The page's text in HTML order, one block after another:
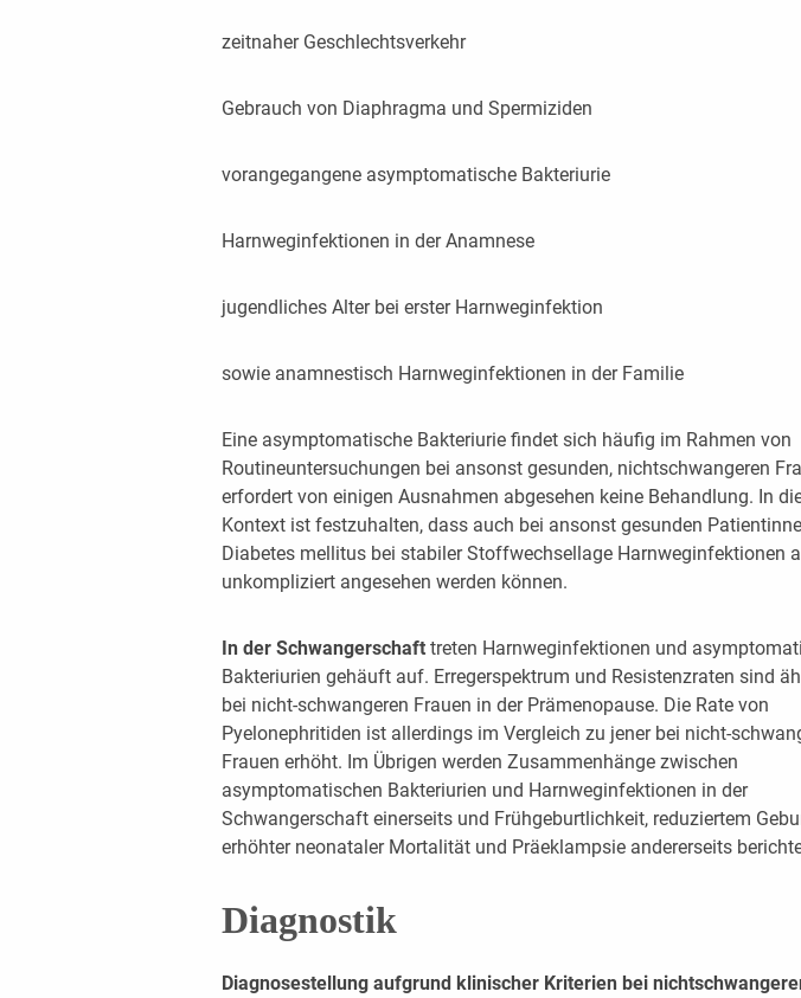
zeitnaher Geschlechtsverkehr
Gebrauch von Diaphragma und Spermiziden
vorangegangene asymptomatische Bakteriurie
Harnweginfektionen in der Anamnese
jugendliches Alter bei erster Harnweginfektion
sowie anamnestisch Harnweginfektionen in der Familie
Eine asymptomatische Bakteriurie findet sich häufig im Rahmen von
Routineuntersuchungen bei ansonst gesunden, nichtschwangeren
erfordert von einigen Ausnahmen abgesehen keine Behandlung. In
Kontext ist festzuhalten, dass auch bei ansonst gesunden
Diabetes mellitus bei stabiler Stoffwechsellage Harnweginfektionen
unkompliziert angesehen werden können.
In der Schwangerschaft treten Harnweginfektionen und
Bakteriurien gehäuft auf. Erregerspektrum und Resistenzraten sind
bei nicht-schwangeren Frauen in der Prämenopause. Die Rate von
Pyelonephritiden ist allerdings im Vergleich zu jener bei nicht-
Frauen erhöht. Im Übrigen werden Zusammenhänge zwischen
asymptomatischen Bakteriurien und Harnweginfektionen in der
Schwangerschaft einerseits und Frühgeburtlichkeit, reduziertem
erhöhter neonataler Mortalität und Präeklampsie andererseits
Diagnostik
Diagnosestellung aufgrund klinischer Kriterien bei